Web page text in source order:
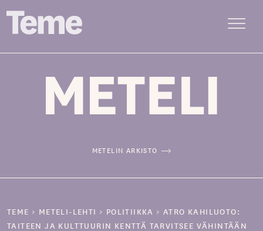
METELIN ARKISTO
TEME > METELI-LEHTI > POLITIIKKA >ATRO KAHILUOTO:
TAITEEN JA KULTTUURIN KENTTÄ TARVITSEE VÄHINTÄÄN